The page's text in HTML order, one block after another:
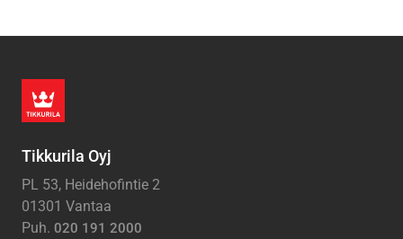
Tikkurila Oyj
PL 53, Heidehofintie 2
01301 Vantaa
Puh. 020 191 2000